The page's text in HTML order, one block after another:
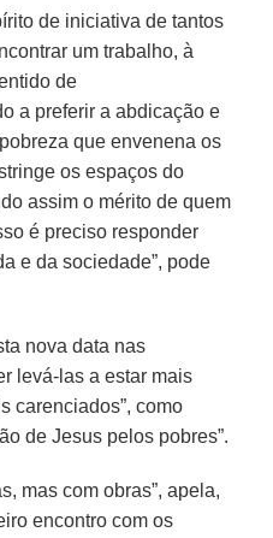
de iniciativa de tantos
um trabalho, à
de
a preferir a abdicação e
que envenena os
os espaços do
assim o mérito de quem
é preciso responder
e da sociedade”, pode
nova data nas
levá-las a estar mais
carenciados”, como
de Jesus pelos pobres”.
mas com obras”, apela,
encontro com os